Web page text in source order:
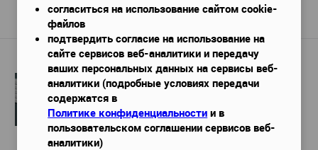
Стеновая панель DECOR-DIZAYN
DD904, 2 м
Габариты (ДхШхВ)—2000х10х150 мм
1 098 руб.
согласиться на использование сайтом cookie-
файлов
подтвердить согласие на использование на
сайте сервисов веб-аналитики и передачу
ваших персональных данных на сервисы веб-
аналитики (подробные условиях передачи
содержатся в
Политике конфиденциальности и в
пользовательском соглашении сервисов веб-
аналитики)